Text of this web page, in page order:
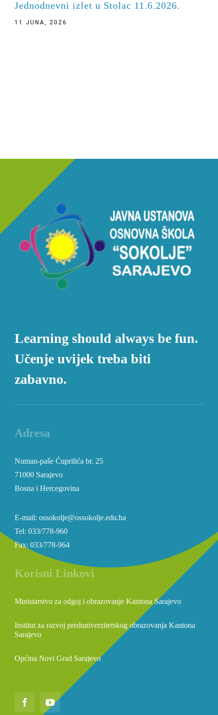
Jednodnevni izlet u Stolac 11.6.2026.
11 JUNA, 2026
Learning should always be fun.
Učenje uvijek treba biti
zabavno.
Adresa
Numan-paše Ćuprilića br. 25
71000 Sarajevo
Bosna i Hercegovina
E-mail: ossokolje@ossokolje.edu.ba
Tel: 033/778-960
Fax: 033/778-964
Korisni Linkovi
Ministarstvo za odgoj i obrazovanje Kantona Sarajevo
Institut za razvoj preduniverzitetskog obrazovanja Kantona
Sarajevo
Općina Novi Grad Sarajevo